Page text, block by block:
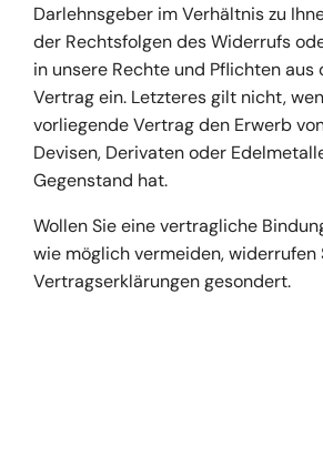
Darlehnsgeber im Verhältnis zu
der Rechtsfolgen des Widerrufs
in unsere Rechte und Pflichten aus
Vertrag ein. Letzteres gilt nicht,
vorliegende Vertrag den Erwerb
Devisen, Derivaten oder
Gegenstand hat.
Wollen Sie eine vertragliche
wie möglich vermeiden, widerrufen
Vertragserklärungen gesondert.